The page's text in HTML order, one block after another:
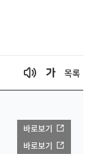
목록
바로보기
바로보기